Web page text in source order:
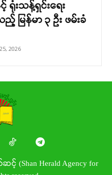
ရုံးသန့်ရှင်းရေး
မြန်မာ ၃ ဦး ဖမ်းခံ
2026
င့် (Shan Herald Agency for